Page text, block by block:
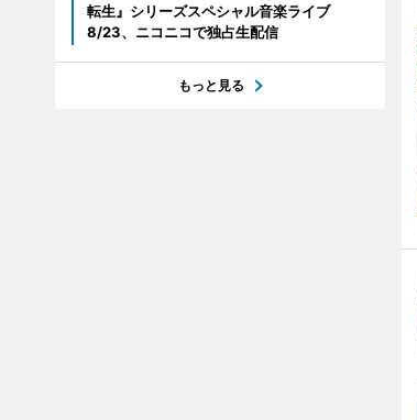
転生』シリーズスペシャル音楽ライブ
8/23、ニコニコで独占生配信
もっと見る